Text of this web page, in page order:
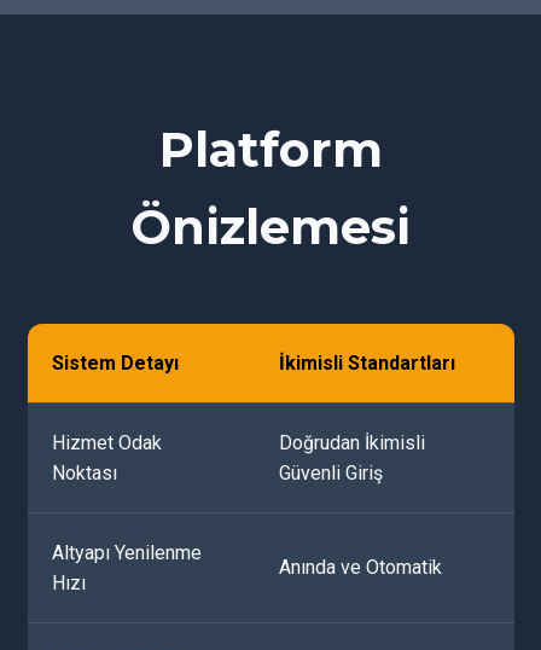
Platform
Önizlemesi
Sistem Detayı İkimisli Standartları
Hizmet Odak
Noktası
Doğrudan İkimisli
Güvenli Giriş
Altyapı Yenilenme
Hızı
Anında ve Otomatik